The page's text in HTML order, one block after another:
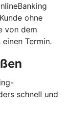
ohne
von dem
Termin.
schnell und